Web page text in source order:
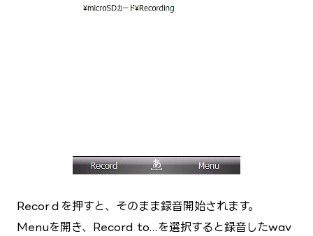
Recorｄを押すと、そのまま録音開始されます。
Menuを開き、Record to...を選択すると録音したwav